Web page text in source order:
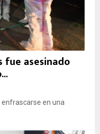
fue asesinado
enfrascarse en una